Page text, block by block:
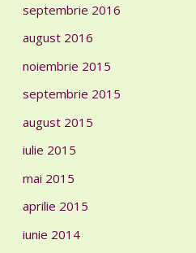
septembrie 2016
august 2016
noiembrie 2015
septembrie 2015
august 2015
iulie 2015
mai 2015
aprilie 2015
iunie 2014